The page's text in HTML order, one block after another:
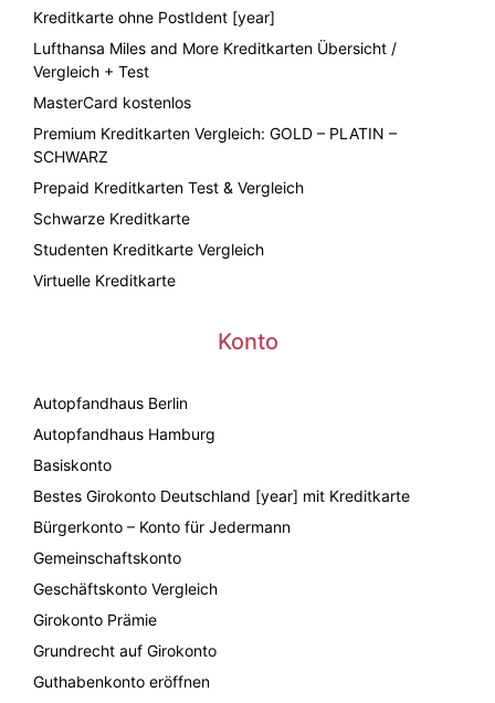
Kreditkarte ohne PostIdent [year]
Lufthansa Miles and More Kreditkarten Übersicht /
Vergleich + Test
MasterCard kostenlos
Premium Kreditkarten Vergleich: GOLD – PLATIN –
SCHWARZ
Prepaid Kreditkarten Test & Vergleich
Schwarze Kreditkarte
Studenten Kreditkarte Vergleich
Virtuelle Kreditkarte
Konto
Autopfandhaus Berlin
Autopfandhaus Hamburg
Basiskonto
Bestes Girokonto Deutschland [year] mit Kreditkarte
Bürgerkonto – Konto für Jedermann
Gemeinschaftskonto
Geschäftskonto Vergleich
Girokonto Prämie
Grundrecht auf Girokonto
Guthabenkonto eröffnen